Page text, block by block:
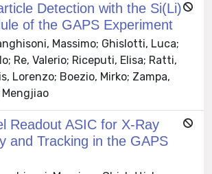
Detection with the Si(Li)
of the GAPS Experiment
Massimo; Ghislotti, Luca;
Re, Valerio; Riceputi, Elisa; Ratti,
Lorenzo; Boezio, Mirko; Zampa,
Mengjiao
Readout ASIC for X-Ray
and Tracking in the GAPS